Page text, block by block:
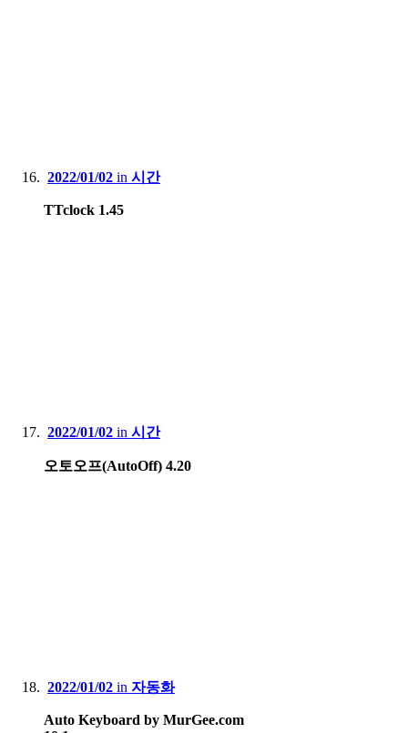
2022/01/02 in 시간
TTclock 1.45
2022/01/02 in 시간
오토오프(AutoOff) 4.20
2022/01/02 in 자동화
Auto Keyboard by MurGee.com